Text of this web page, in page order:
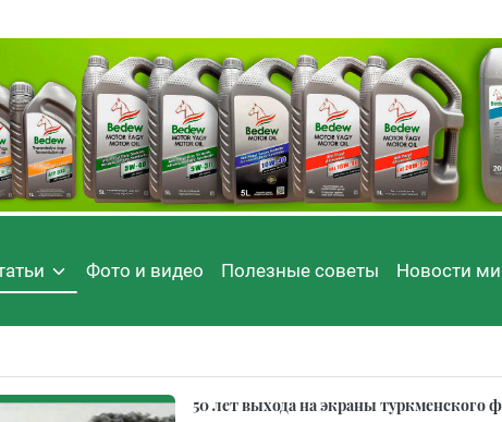
Фото и видео Полезные советы Новости
50 лет выхода на экраны туркменского